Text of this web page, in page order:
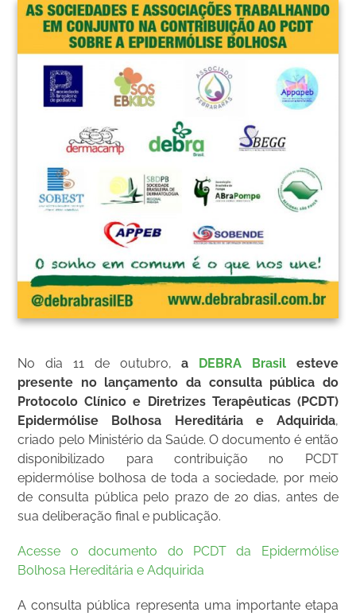
No dia 11 de outubro,a DEBRA Brasilesteve
presente no lançamento da consulta pública do
Protocolo Clínico e Diretrizes Terapêuticas (PCDT)
Epidermólise Bolhosa Hereditária e Adquirida,
criado pelo Ministério da Saúde. O documento é então
disponibilizado para contribuição no PCDT
epidermólise bolhosa de toda a sociedade, por meio
de consulta pública pelo prazo de 20 dias, antes de
sua deliberação final e publicação.
Acesse o documento do PCDT da Epidermólise
Bolhosa Hereditária e Adquirida
A consulta pública representa uma importante etapa